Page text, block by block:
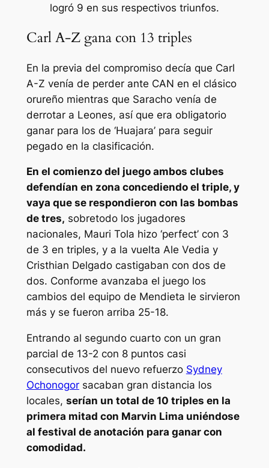
logró 9 en sus respectivos triunfos.
Carl A-Z gana con 13 triples
En la previa del compromiso decía que Carl
A-Z venía de perder ante CAN en el clásico
orureño mientras que Saracho venía de
derrotar a Leones, así que era obligatorio
ganar para los de ‘Huajara’ para seguir
pegado en la clasificación.
En el comienzo del juego ambos clubes
defendían en zona concediendo el triple, y
vaya que se respondieron con las bombas
de tres, sobretodo los jugadores
nacionales, Mauri Tola hizo ‘perfect’ con 3
de 3 en triples, y a la vuelta Ale Vedia y
Cristhian Delgado castigaban con dos de
dos. Conforme avanzaba el juego los
cambios del equipo de Mendieta le sirvieron
más y se fueron arriba 25-18.
Entrando al segundo cuarto con un gran
parcial de 13-2 con 8 puntos casi
consecutivos del nuevo refuerzo Sydney
Ochonogorsacaban gran distancia los
locales, serían un total de 10 triples en la
primera mitad con Marvin Lima uniéndose
al festival de anotación para ganar con
comodidad.